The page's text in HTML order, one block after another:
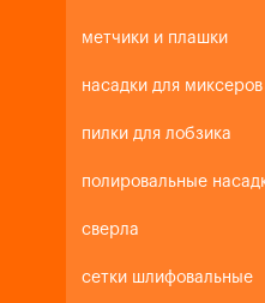
метчики и плашки
насадки для миксеров
пилки для лобзика
полировальные
сверла
сетки шлифовальные